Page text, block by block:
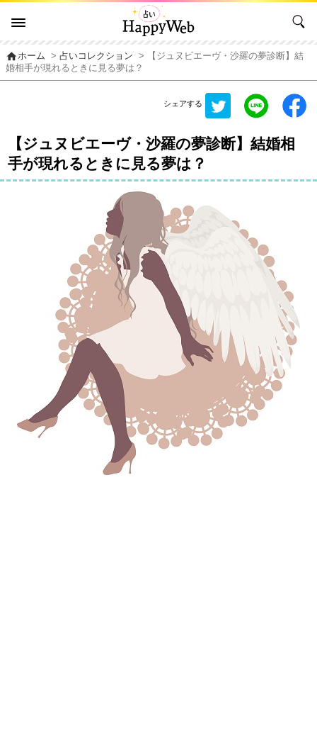
homeホーム >占いコレクション
> 【ジュヌビエーヴ・沙羅の夢診断】結
婚相手が現れるときに見る夢は？
シェアする
【ジュヌビエーヴ・沙羅の夢診断】結婚相
手が現れるときに見る夢は？